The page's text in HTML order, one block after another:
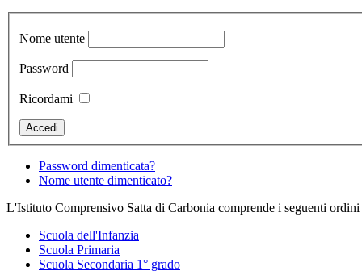
Nome utente
Password
Ricordami
Password dimenticata?
Nome utente dimenticato?
L'Istituto Comprensivo Satta di Carbonia comprende i seguenti ordini
Scuola dell'Infanzia
Scuola Primaria
Scuola Secondaria 1° grado